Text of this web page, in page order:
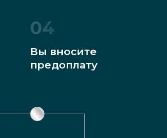
04
Вы вносите
предоплату